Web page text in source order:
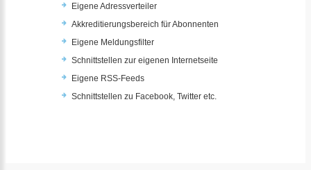
Eigene Adressverteiler
Akkreditierungsbereich für Abonnenten
Eigene Meldungsfilter
Schnittstellen zur eigenen Internetseite
Eigene RSS-Feeds
Schnittstellen zu Facebook, Twitter etc.